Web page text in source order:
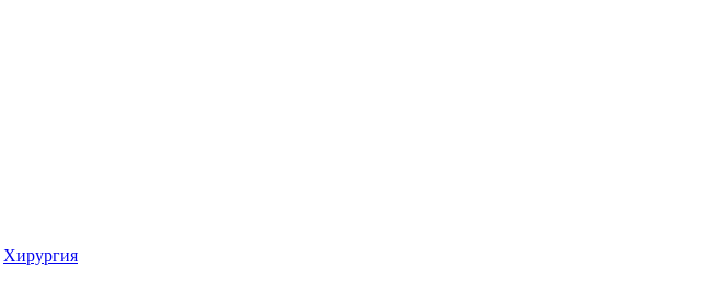
Хирургия